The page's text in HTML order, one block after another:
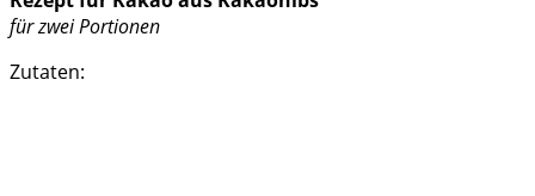
für zwei Portionen
Zutaten: